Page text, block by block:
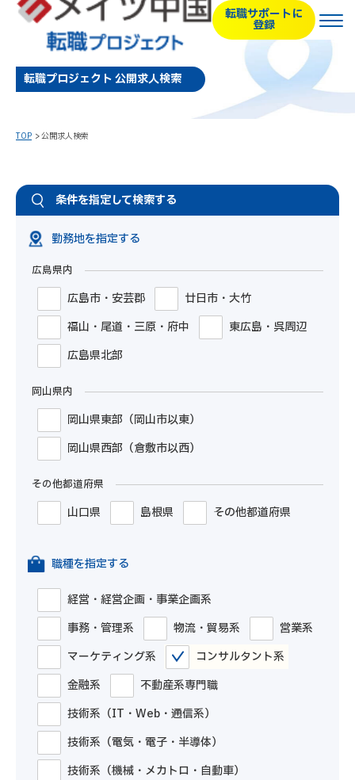
転職サポートに
登録
転職プロジェクト 公開求人検索
TOP 公開求人検索
条件を指定して検索する
勤務地を指定する
広島県内
広島市・安芸郡
廿日市・大竹
福山・尾道・三原・府中
東広島・呉周辺
広島県北部
岡山県内
岡山県東部（岡山市以東）
岡山県西部（倉敷市以西）
その他都道府県
山口県 島根県 その他都道府県
職種を指定する
経営・経営企画・事業企画系
事務・管理系
物流・貿易系
営業系
マーケティング系
コンサルタント系
金融系
不動産系専門職
技術系（IT・Web・通信系）
技術系（電気・電子・半導体）
技術系（機械・メカトロ・自動車）